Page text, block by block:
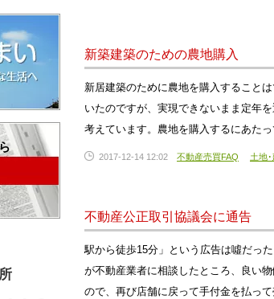
新築建築のための農地購入
新居建築のために農地を購入すること
いたのですが、実現できないまま定年
考えています。農地を購入するにあた
2017-12-14 12:02 不動産売買FAQ 土地
不動産公正取引協議会に通告
駅から徒歩15分」という広告は噓だっ
が不動産業者に相談したところ、良い
ので、再び店舗に戻って手付金を払っ